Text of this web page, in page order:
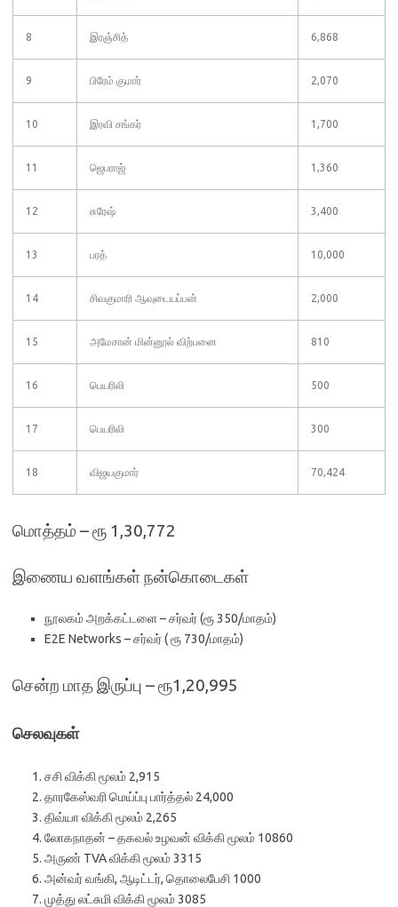
8 இரஞ்சித் 6,868
9 பிரேம் குமார் 2,070
10 இரவி சங்கர் 1,700
11 ஜெபராஜ் 1,360
12 சுரேஷ் 3,400
13 பரத் 10,000
14 சிவகுமாரி ஆவுடையப்பன் 2,000
15 அமேசான் மின்னூல் விற்பனை 810
16 பெயரிலி 500
17 பெயரிலி 300
18 விஜயகுமார் 70,424
மொத்தம் – ரூ 1,30,772
இணைய வளங்கள் நன்கொடைகள்
நூலகம் அறக்கட்டளை – சர்வர் (ரூ 350/மாதம்)
E2E Networks – சர்வர் ( ரூ 730/மாதம்)
சென்ற மாத இருப்பு – ரூ1,20,995
செலவுகள்
சசி விக்கி மூலம் 2,915
தாரகேஸ்வரி மெய்ப்பு பார்த்தல் 24,000
திவ்யா விக்கி மூலம் 2,265
லோகநாதன் – தகவல் உழவன் விக்கி மூலம் 10860
அருண் TVA விக்கி மூலம் 3315
அன்வர் வங்கி, ஆடிட்டர், தொலைபேசி 1000
முத்து லட்சுமி விக்கி மூலம் 3085